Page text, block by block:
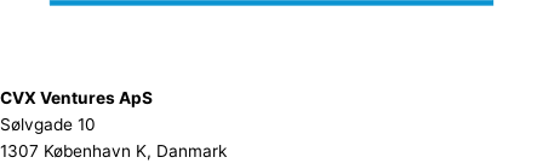
CVX Ventures ApS
Sølvgade 10
1307 København K, Danmark